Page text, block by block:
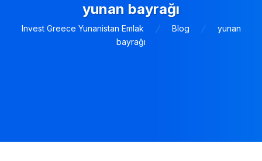
yunan bayrağı
Invest Greece Yunanistan Emlak Blog
yunan
bayrağı